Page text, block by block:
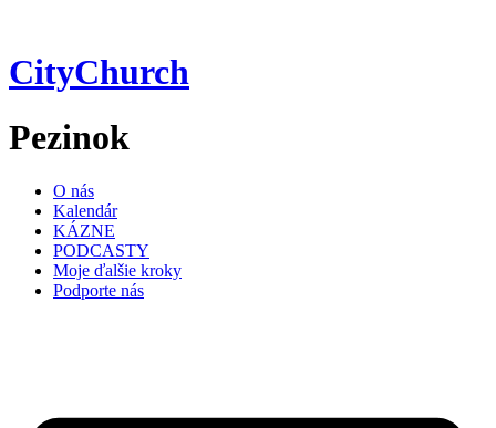
obsah
CityChurch
Pezinok
O nás
Kalendár
KÁZNE
PODCASTY
Moje ďalšie kroky
Podporte nás